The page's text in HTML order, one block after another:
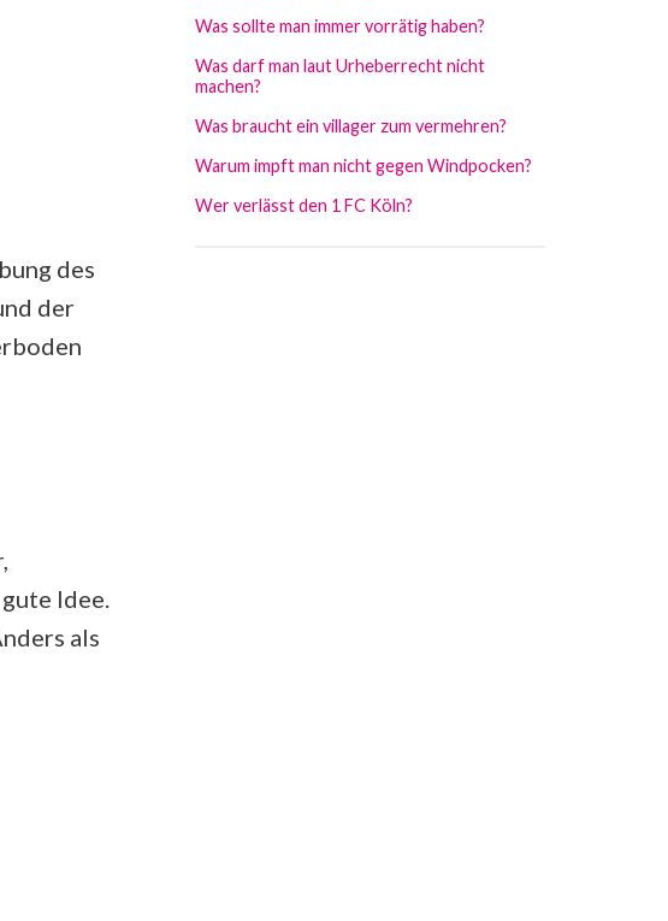
des
der
Idee.
als
Was sollte man immer vorrätig haben?
Was darf man laut Urheberrecht nicht
machen?
Was braucht ein villager zum vermehren?
Warum impft man nicht gegen Windpocken?
Wer verlässt den 1 FC Köln?